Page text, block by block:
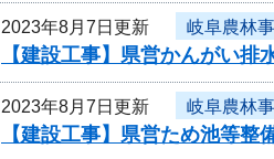
2023年8月7日更新 岐阜農林
【建設工事】県営かんがい
2023年8月7日更新 岐阜農林
【建設工事】県営ため池等